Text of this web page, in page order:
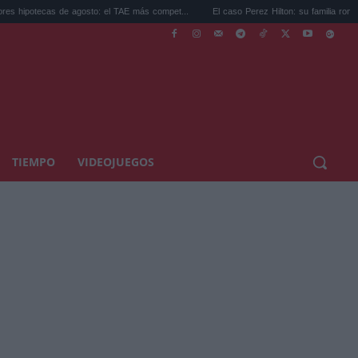
de agosto: el TAE más compet... El caso Perez Hilton: su familia rompe el
TIEMPO VIDEOJUEGOS